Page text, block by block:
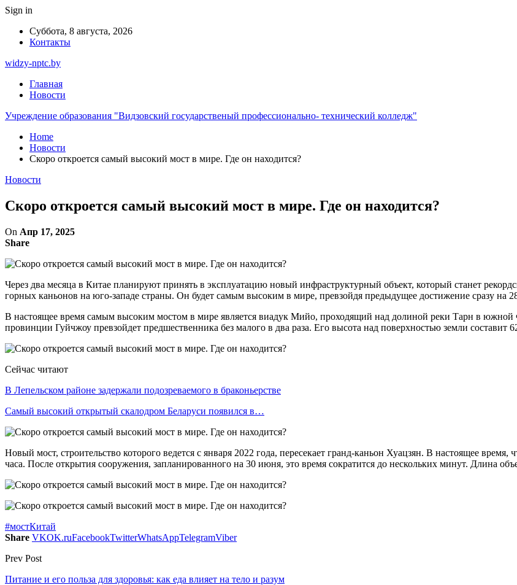
Sign in
Суббота, 8 августа, 2026
Контакты
widzy-nptc.by
Главная
Новости
Учреждение образования "Видзовский государственый профессионально- технический колледж"
Home
Новости
Скоро откроется самый высокий мост в мире. Где он находится?
Новости
Скоро откроется самый высокий мост в мире. Где он находится?
On Апр 17, 2025
Share
Через два месяца в Китае планируют принять в эксплуатацию новый инфраструктурный объект, который станет
горных каньонов на юго-западе страны. Он будет самым высоким в мире, превзойдя предыдущее достижение сразу на
В настоящее время самым высоким мостом в мире является виадук Мийо, проходящий над долиной реки Тарн в
провинции Гуйчжоу превзойдет предшественника без малого в два раза. Его высота над поверхностью земли составит
Сейчас читают
В Лепельском районе задержали подозреваемого в браконьерстве
Самый высокий открытый скалодром Беларуси появился в…
Новый мост, строительство которого ведется с января 2022 года, пересекает гранд-каньон Хуацзян. В настоящее
часа. После открытия сооружения, запланированного на 30 июня, это время сократится до нескольких минут. Длина
#мостКитай
Share VKOK.ruFacebookTwitterWhatsAppTelegramViber
Prev Post
Питание и его польза для здоровья: как еда влияет на тело и разум